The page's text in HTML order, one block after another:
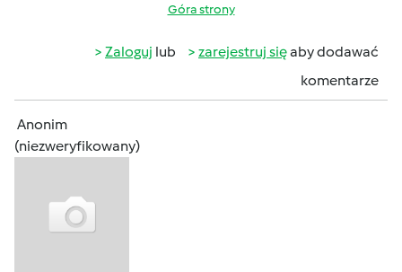
Góra strony
Zaloguj lub zarejestruj sięaby dodawać
komentarze
Anonim
(niezweryfikowany)